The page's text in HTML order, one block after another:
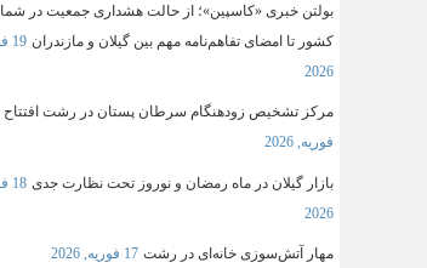
بولتن خبری «کاسپین»؛ از حالت هشداری جمعیت در
کشور تا امضای تفاهم‌نامه مهم بین گیلان و مازندران
2026
مرکز تشخیص زودهنگام سرطان پستان در رشت
فوریه, 2026
بازار گیلان در ماه رمضان و نوروز تحت نظارت جدی
2026
مهار آتش‌سوزی خانه‌ای در رشت 17 فوریه, 2026